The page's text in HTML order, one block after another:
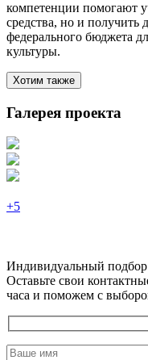
компетенции помогают
средства, но и получить
федерального бюджета
культуры.
Хотим также
Галерея проекта
+5
Индивидуальный подбор
Оставьте свои
часа и поможем с